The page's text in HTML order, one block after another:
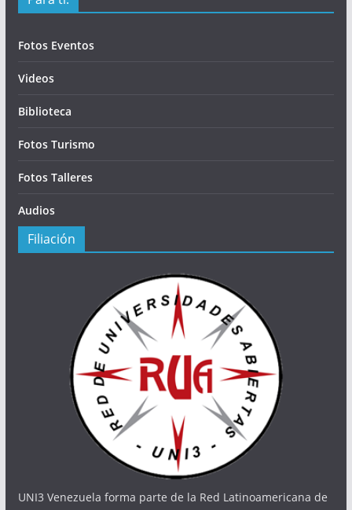
Fotos Eventos
Videos
Biblioteca
Fotos Turismo
Fotos Talleres
Audios
Filiación
UNI3 Venezuela forma parte de la Red Latinoamericana de